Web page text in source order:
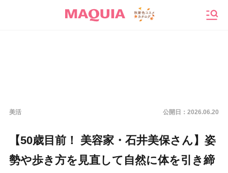
美活 公開日： 2026.06.20
【50歳目前！ 美容家・石井美保さん】姿
勢や歩き方を見直して自然に体を引き締